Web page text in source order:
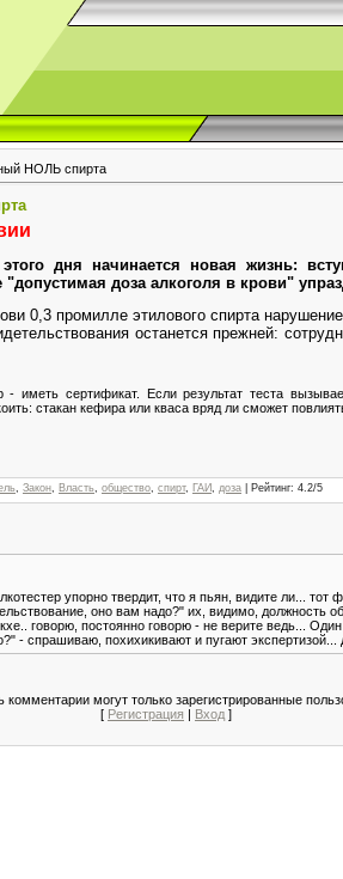
НОЛЬ спирта
дня начинается новая жизнь:
доза алкоголя в крови"
0,3 промилле этилового спирта
останется прежней:
иметь сертификат. Если результат теста
стакан кефира или кваса вряд ли сможет
Закон Власть общество спирт, ГАИ доза Рейтинг: 4.2/5
упорно твердит, что я пьян, видите ли... тот
оно вам надо?" их, видимо, должность
говорю, постоянно говорю - не верите ведь...
- спрашиваю, похихикивают и пугают экспертизой...
комментарии могут только зарегистрированные
[ Регистрация | Вход ]